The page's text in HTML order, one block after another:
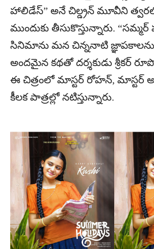
హాలిడేస్” అనే చిల్డ్రన్ మూవీని త్వరలో
ముందుకు తీసుకొస్తున్నారు.
సినిమాను మన చిన్ననాటి జ్ఞాపకాలను
అందమైన కథతో దర్శకుడు శ్రీకర్
ఈ చిత్రంలో మాస్టర్ రోహన్, మాస్టర్
కీలక పాత్రల్లో నటిస్తున్నారు.